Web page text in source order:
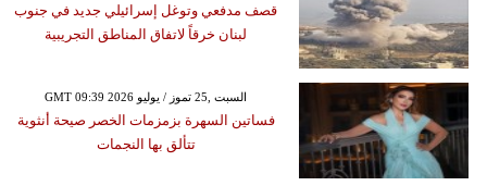
قصف مدفعي وتوغل إسرائيلي جديد في جنوب
لبنان خرقاً لاتفاق المناطق التجريبية
GMT 09:39 2026 السبت ,25 تموز / يوليو
فساتين السهرة بزمزمات الخصر صيحة أنثوية
تتألق بها النجمات